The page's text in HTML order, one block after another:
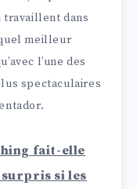
travaillent dans
meilleur
l’une des
spectaculaires
fait-elle
surpris si les